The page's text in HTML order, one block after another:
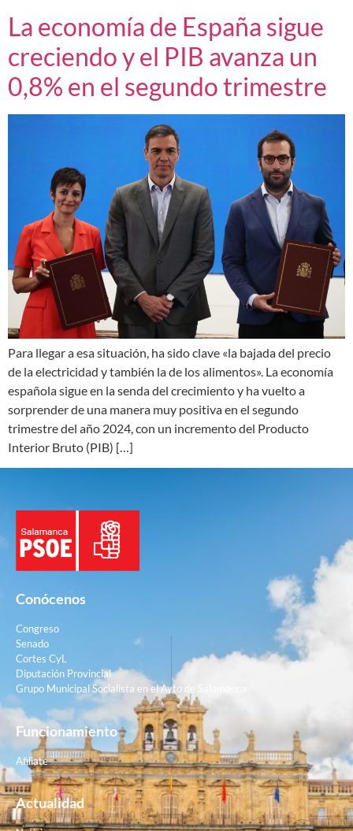
La economía de España sigue
creciendo y el PIB avanza un
0,8% en el segundo trimestre
Para llegar a esa situación, ha sido clave «la bajada del precio
de la electricidad y también la de los alimentos». La economía
española sigue en la senda del crecimiento y ha vuelto a
sorprender de una manera muy positiva en el segundo
trimestre del año 2024, con un incremento del Producto
Interior Bruto (PIB) […]
Conócenos
Congreso
Senado
Cortes CyL
Diputación Provincial
Grupo Municipal Socialista en el Ayto de Salamanca
Funcionamiento
Afiliate
Actualidad